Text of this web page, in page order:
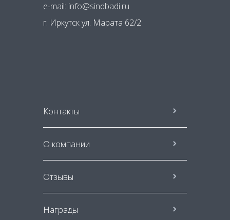
e-mail: info@sindbadi.ru
г. Иркутск ул. Марата 62/2
Контакты
О компании
Отзывы
Награды